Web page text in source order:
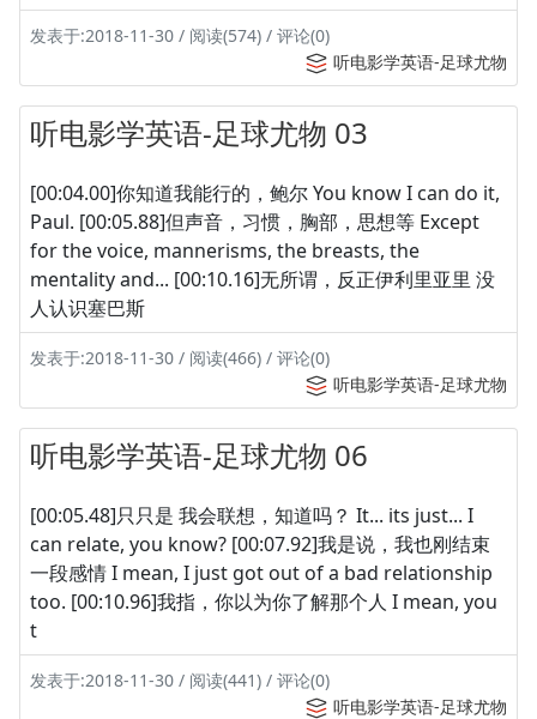
发表于:2018-11-30 / 阅读(574) / 评论(0)
听电影学英语-足球尤物
听电影学英语-足球尤物 03
[00:04.00]你知道我能行的，鲍尔 You know I can do it,
Paul. [00:05.88]但声音，习惯，胸部，思想等 Except
for the voice, mannerisms, the breasts, the
mentality and... [00:10.16]无所谓，反正伊利里亚里 没
人认识塞巴斯
发表于:2018-11-30 / 阅读(466) / 评论(0)
听电影学英语-足球尤物
听电影学英语-足球尤物 06
[00:05.48]只只是 我会联想，知道吗？ It... its just... I
can relate, you know? [00:07.92]我是说，我也刚结束
一段感情 I mean, I just got out of a bad relationship
too. [00:10.96]我指，你以为你了解那个人 I mean, you
t
发表于:2018-11-30 / 阅读(441) / 评论(0)
听电影学英语-足球尤物